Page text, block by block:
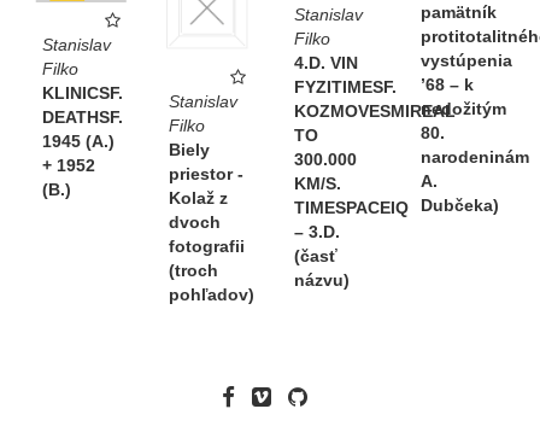
pamätník
vystúpenia
’68 – k
nedožitým
80.
narodeninám
A.
Dubčeka)
Stanislav
Filko
4.D. VIN
FYZITIMESF.
KOZMOVESMIREAL
TO
300.000
KM/S.
TIMESPACEIQ
– 3.D.
(časť
názvu)
Stanislav
Filko
KLINICSF.
DEATHSF.
1945 (A.)
+ 1952
(B.)
Stanislav
Filko
Biely
priestor -
Kolaž z
dvoch
fotografii
(troch
pohľadov)